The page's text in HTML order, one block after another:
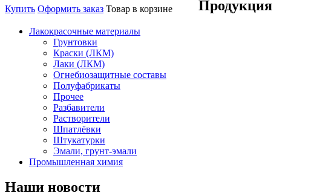
Купить Оформить заказ Товар в корзине Продукция
Лакокрасочные материалы
Грунтовки
Краски (ЛКМ)
Лаки (ЛКМ)
Огнебиозащитные составы
Полуфабрикаты
Прочее
Разбавители
Растворители
Шпатлёвки
Штукатурки
Эмали, грунт-эмали
Промышленная химия
Наши новости